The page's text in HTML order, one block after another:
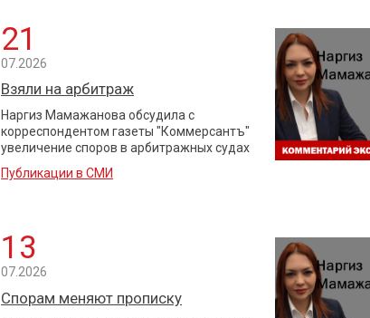
21
07.2026
Взяли на арбитраж
Наргиз Мамажанова обсудила с
корреспондентом газеты "Коммерсантъ"
увеличение споров в арбитражных судах
Публикации в СМИ
13
07.2026
Спорам меняют прописку